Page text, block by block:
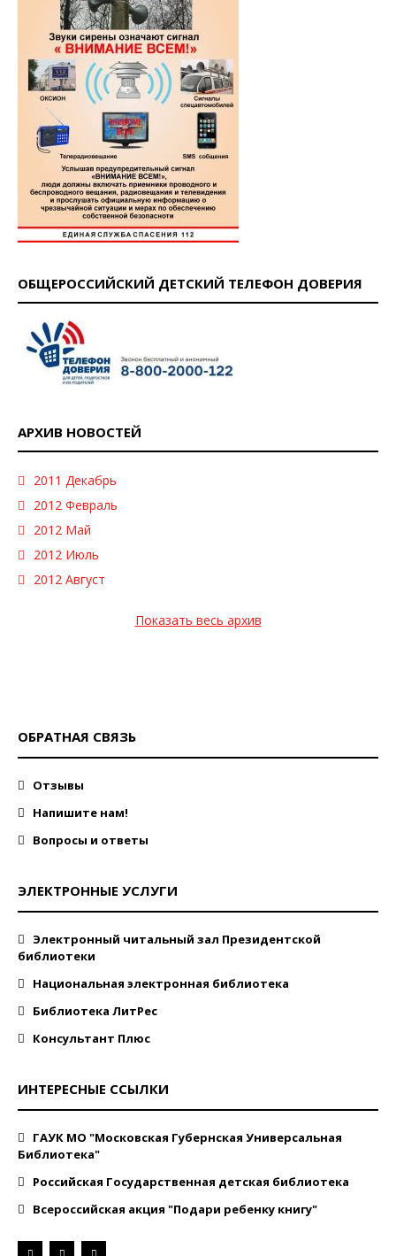
ОБЩЕРОССИЙСКИЙ ДЕТСКИЙ ТЕЛЕФОН ДОВЕРИЯ
АРХИВ НОВОСТЕЙ
2011 Декабрь
2012 Февраль
2012 Май
2012 Июль
2012 Август
Показать весь архив
ОБРАТНАЯ СВЯЗЬ
Отзывы
Напишите нам!
Вопросы и ответы
ЭЛЕКТРОННЫЕ УСЛУГИ
Электронный читальный зал Президентской
библиотеки
Национальная электронная библиотека
Библиотека ЛитРес
Консультант Плюс
ИНТЕРЕСНЫЕ ССЫЛКИ
ГАУК МО "Московская Губернская Универсальная
Библиотека"
Российская Государственная детская библиотека
Всероссийская акция "Подари ребенку книгу"